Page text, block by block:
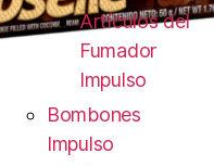
Artículos del
Fumador
Impulso
Bombones
Impulso